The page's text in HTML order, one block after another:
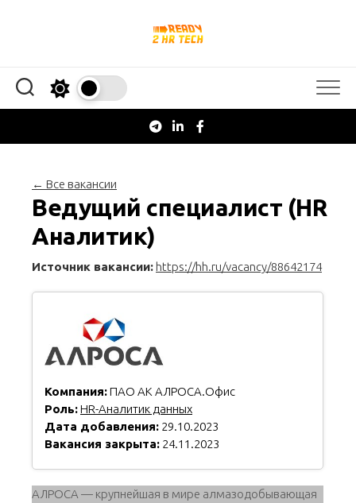
← Все вакансии
Ведущий специалист (HR
Аналитик)
Источник вакансии: https://hh.ru/vacancy/88642174
Компания:ПАО АК АЛРОСА.Офис
Роль:HR-Аналитик данных
Дата добавления: 29.10.2023
Вакансия закрыта: 24.11.2023
АЛРОСА — крупнейшая в мире алмазодобывающая